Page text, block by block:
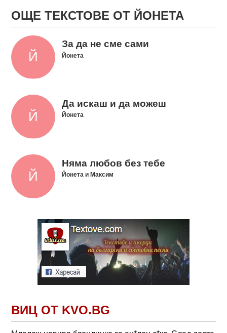
ОЩЕ ТЕКСТОВЕ ОТ ЙОНЕТА
За да не сме сами
Йонета
Да искаш и да можеш
Йонета
Няма любов без тебе
Йонета и Максим
ВИЦ ОТ KVO.BG